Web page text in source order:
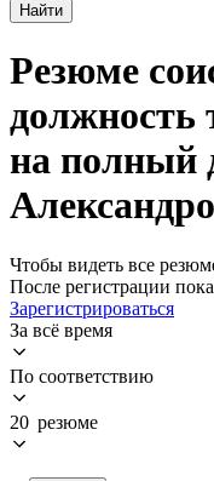
Найти
Резюме
должность
на полный
Чтобы видеть все
После регистрации
Зарегистрироваться
За всё время
По соответствию
20 резюме